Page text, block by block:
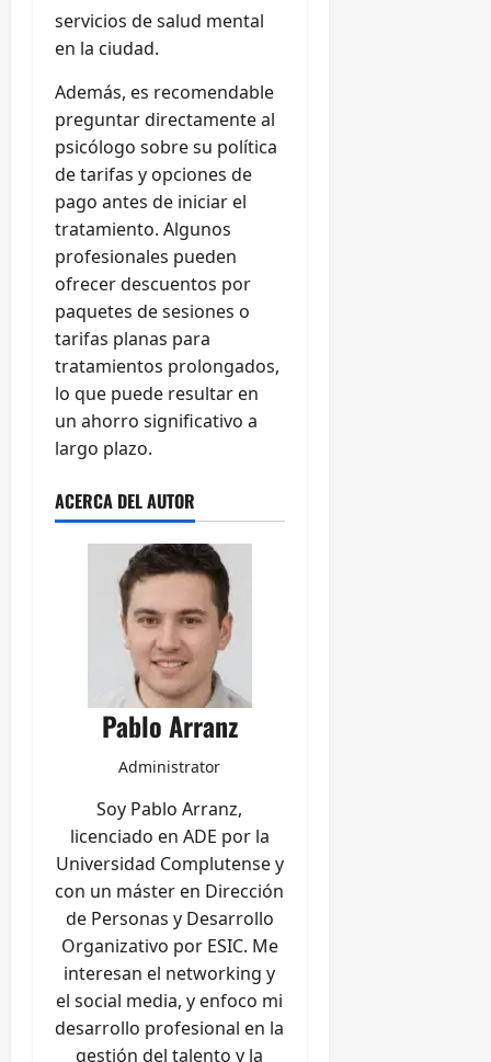
servicios de salud mental
en la ciudad.
Además, es recomendable
preguntar directamente al
psicólogo sobre su política
de tarifas y opciones de
pago antes de iniciar el
tratamiento. Algunos
profesionales pueden
ofrecer descuentos por
paquetes de sesiones o
tarifas planas para
tratamientos prolongados,
lo que puede resultar en
un ahorro significativo a
largo plazo.
ACERCA DEL AUTOR
Pablo Arranz
Administrator
Soy Pablo Arranz,
licenciado en ADE por la
Universidad Complutense y
con un máster en Dirección
de Personas y Desarrollo
Organizativo por ESIC. Me
interesan el networking y
el social media, y enfoco mi
desarrollo profesional en la
gestión del talento y la